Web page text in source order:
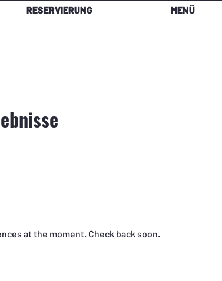
MENÜ
RESERVIERUNG
at the moment. Check back soon.